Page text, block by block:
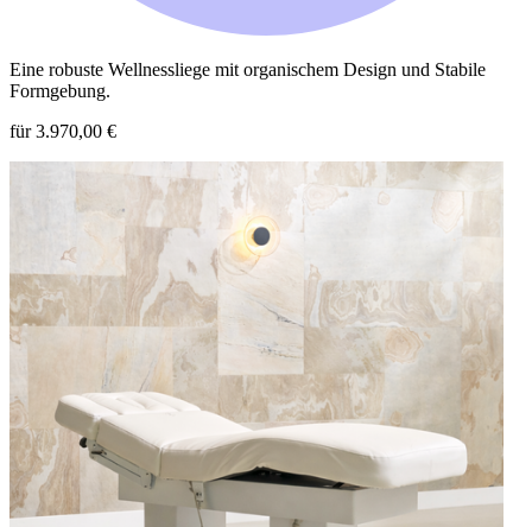
Eine robuste Wellnessliege mit organischem Design und Stabile
Formgebung.
für 3.970,00 €